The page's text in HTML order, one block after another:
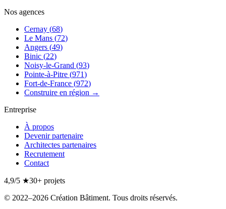
Nos agences
Cernay (68)
Le Mans (72)
Angers (49)
Binic (22)
Noisy-le-Grand (93)
Pointe-à-Pitre (971)
Fort-de-France (972)
Construire en région →
Entreprise
À propos
Devenir partenaire
Architectes partenaires
Recrutement
Contact
4,9/5 ★30+ projets
© 2022–2026 Création Bâtiment. Tous droits réservés.